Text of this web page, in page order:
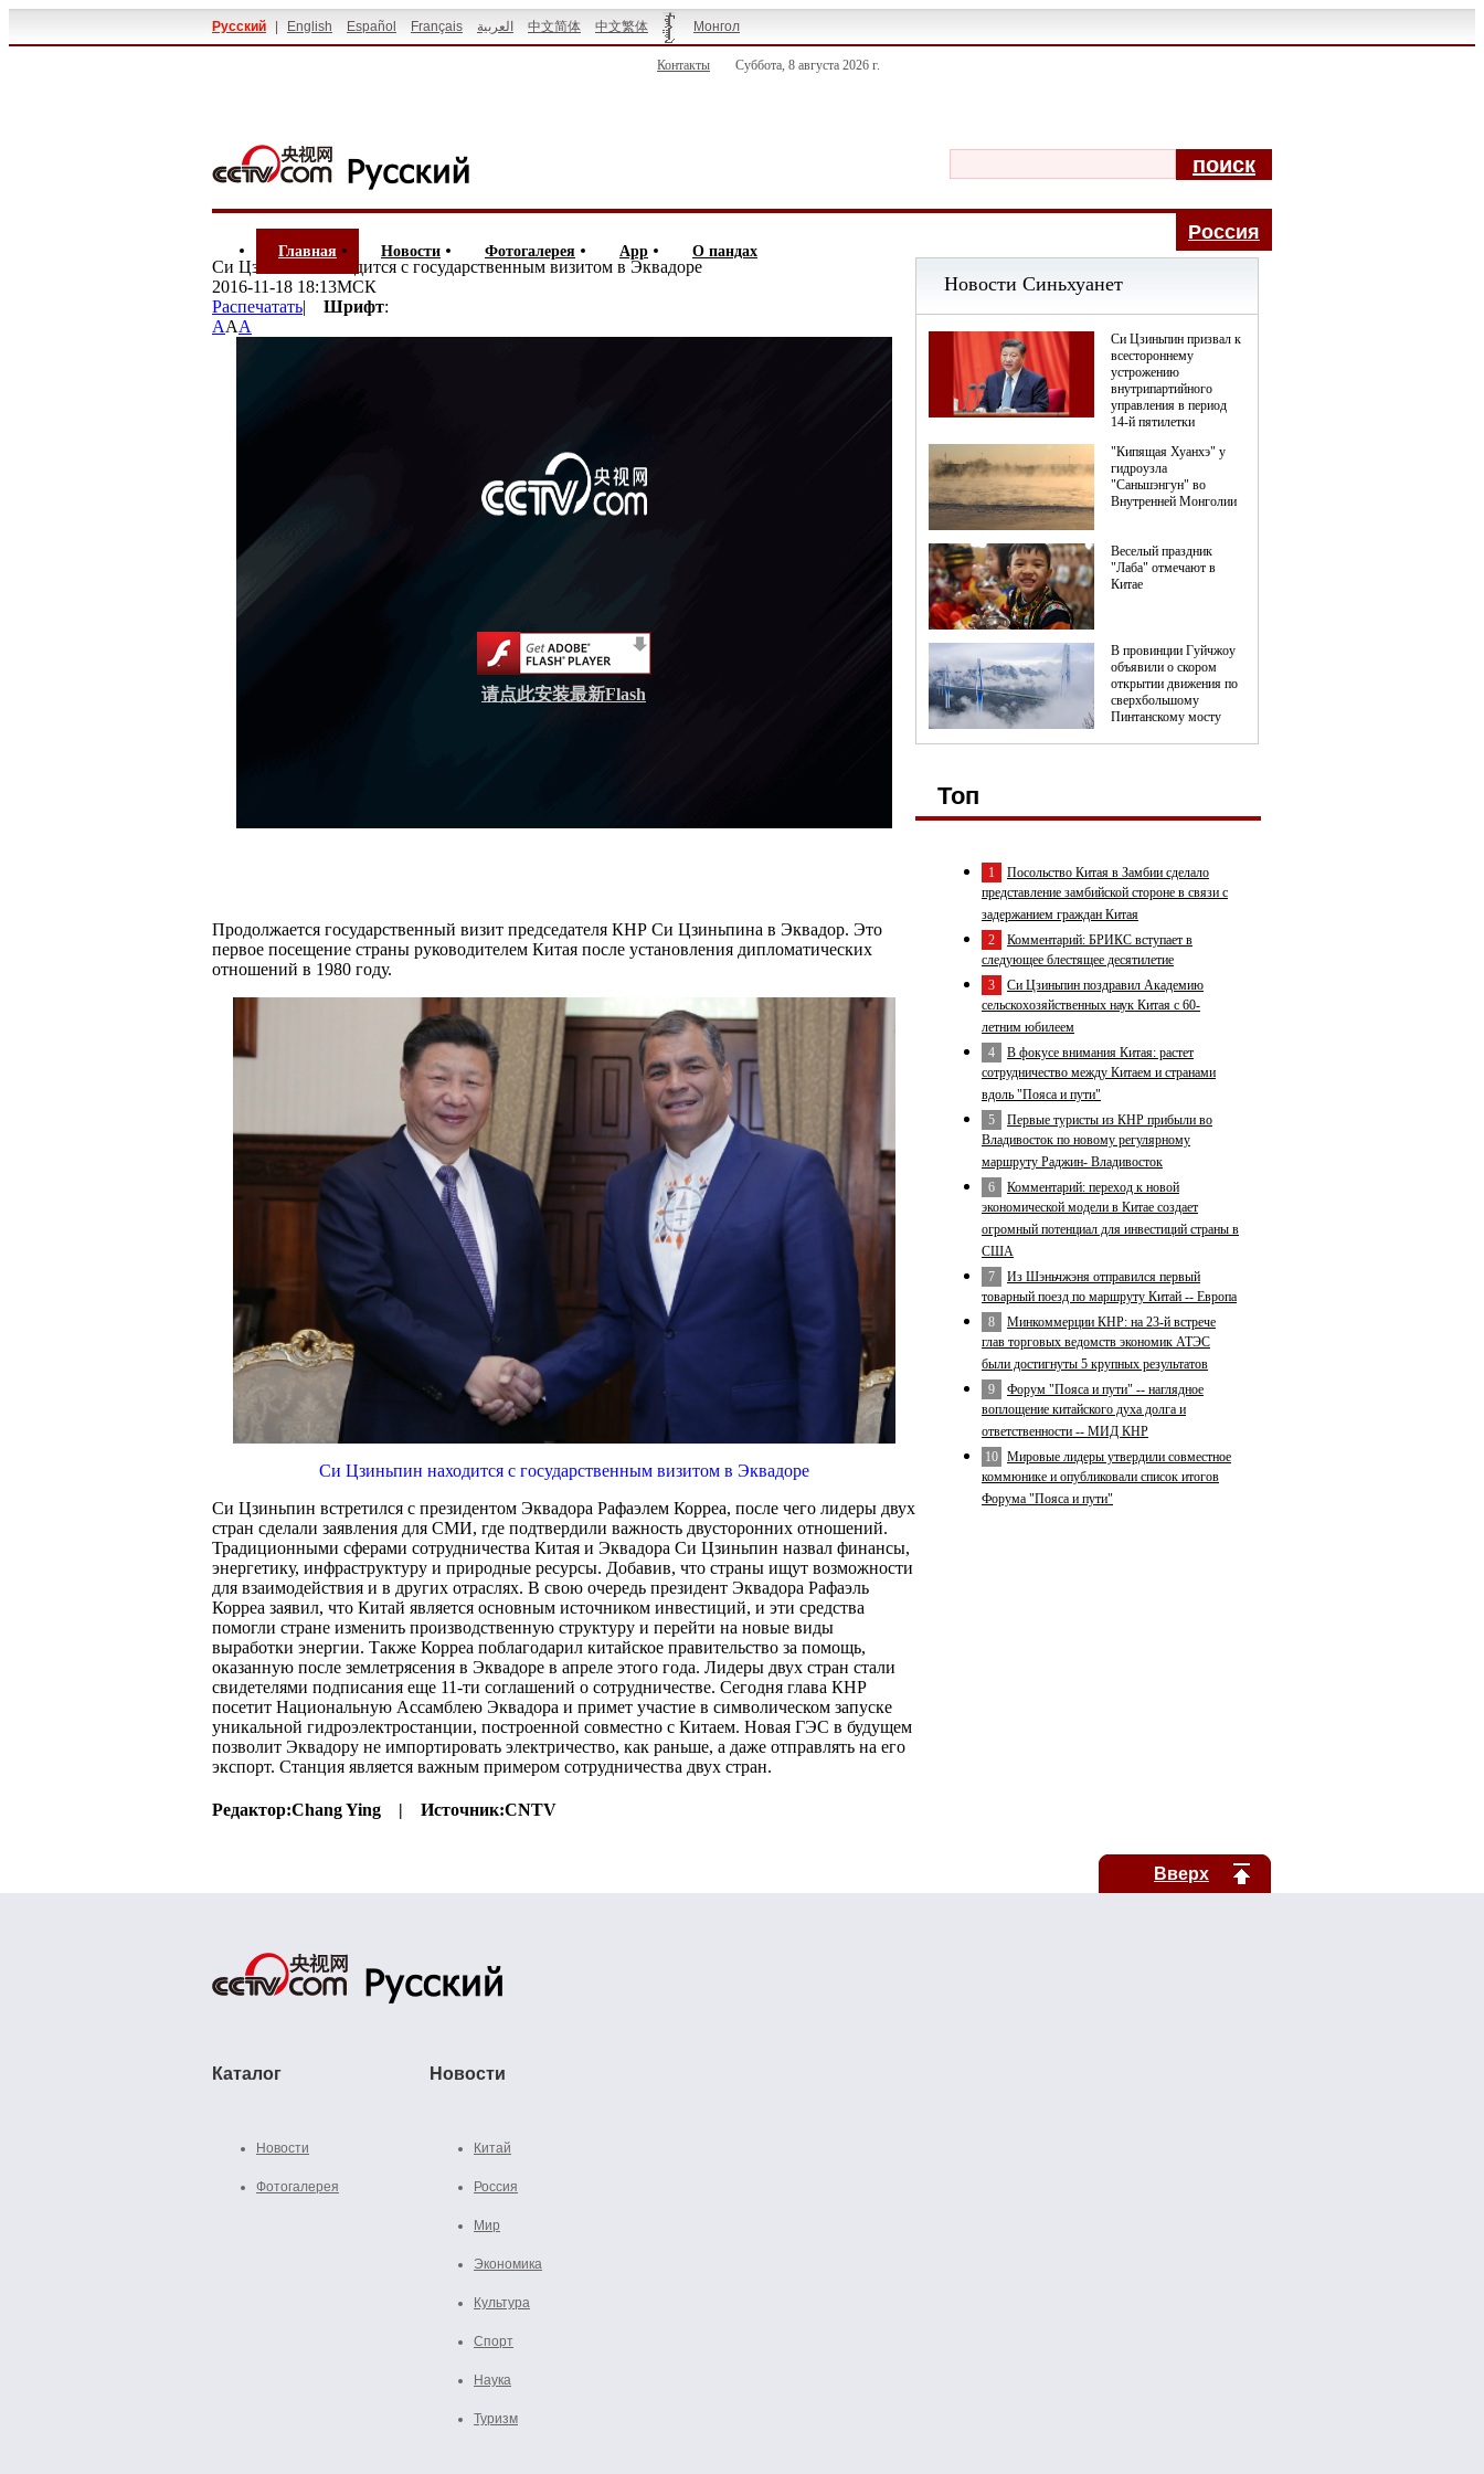
Русский English Español Français العربية 中文简体 中文繁体 Монгол
Контакты Суббота, 8 августа 2026 г.
поиск
Главная Новости Фотогалерея App О пандах
Pоccия
Си Цзиньпин находится с государственным визитом в Эквадоре
2016-11-18 18:13МСК
Распечатать| Шрифт:
AAA
请点此安装最新Flash
Продолжается государственный визит председателя КНР Си Цзиньпина в Эквадор. Это
первое посещение страны руководителем Китая после установления дипломатических
отношений в 1980 году.
Си Цзиньпин находится с государственным визитом в Эквадоре
Си Цзиньпин встретился с президентом Эквадора Рафаэлем Корреа, после чего лидеры двух
стран сделали заявления для СМИ, где подтвердили важность двусторонних отношений.
Традиционными сферами сотрудничества Китая и Эквадора Си Цзиньпин назвал финансы,
энергетику, инфраструктуру и природные ресурсы. Добавив, что страны ищут возможности
для взаимодействия и в других отраслях. В свою очередь президент Эквадора Рафаэль
Корреа заявил, что Китай является основным источником инвестиций, и эти средства
помогли стране изменить производственную структуру и перейти на новые виды
выработки энергии. Также Корреа поблагодарил китайское правительство за помощь,
оказанную после землетрясения в Эквадоре в апреле этого года. Лидеры двух стран стали
свидетелями подписания еще 11-ти соглашений о сотрудничестве. Сегодня глава КНР
посетит Национальную Ассамблею Эквадора и примет участие в символическом запуске
уникальной гидроэлектростанции, построенной совместно с Китаем. Новая ГЭС в будущем
позволит Эквадору не импортировать электричество, как раньше, а даже отправлять на его
экспорт. Станция является важным примером сотрудничества двух стран.
Редактор:Chang Ying | Источник:CNTV
Топ
1 Посольство Китая в Замбии сделало
представление замбийской стороне в связи с
задержанием граждан Китая
2 Комментарий: БРИКС вступает в
следующее блестящее десятилетие
3 Си Цзиньпин поздравил Академию
сельскохозяйственных наук Китая с 60-
летним юбилеем
4 В фокусе внимания Китая: растет
сотрудничество между Китаем и странами
вдоль "Пояса и пути"
5 Первые туристы из КНР прибыли во
Владивосток по новому регулярному
маршруту Раджин- Владивосток
6 Комментарий: переход к новой
экономической модели в Китае создает
огромный потенциал для инвестиций страны в
США
7 Из Шэньчжэня отправился первый
товарный поезд по маршруту Китай -- Европа
8 Минкоммерции КНР: на 23-й встрече
глав торговых ведомств экономик АТЭС
были достигнуты 5 крупных результатов
9 Форум "Пояса и пути" -- наглядное
воплощение китайского духа долга и
ответственности -- МИД КНР
10 Мировые лидеры утвердили совместное
коммюнике и опубликовали список итогов
Форума "Пояса и пути"
Вверх
Каталог
Новости
Фотогалерея
Новости
Китай
Россия
Мир
Экономика
Культура
Спорт
Наука
Туризм